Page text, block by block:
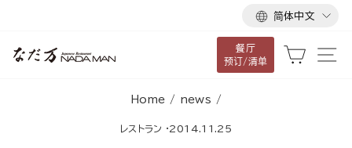
语
言
简体中文
餐厅
预订/清单
大车
Home / news /
レストラン ·2014.11.25